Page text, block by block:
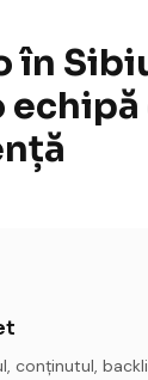
în
conținutul,